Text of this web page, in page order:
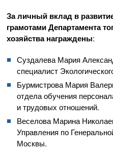
За личный вклад в
грамотами Департамента
хозяйства награждены:
Суздалева Мария
специалист
Бурмистрова Мария
отдела обучения
и трудовых отношений.
Веселова Марина
Управления по
Москвы.